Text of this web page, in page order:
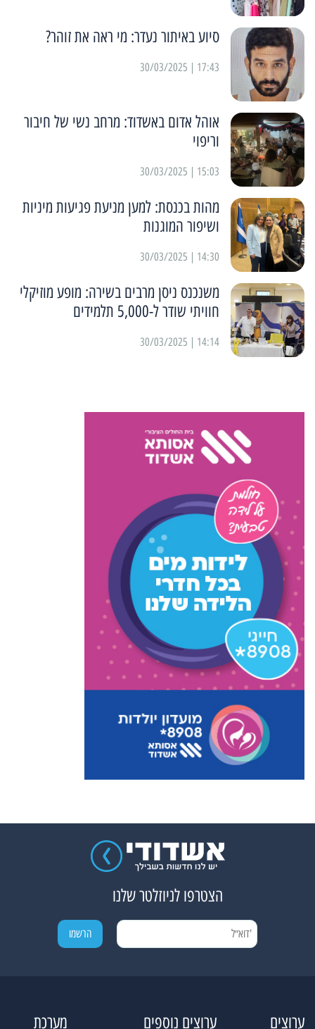
סיוע באיתור נעדר: מי ראה את זוהר?
17:43 | 30/03/2025
אוהל אדום באשדוד: מרחב נשי של חיבור
וריפוי
15:03 | 30/03/2025
מהות בכנסת: למען מניעת פגיעות מיניות
ושיפור המוגנות
14:30 | 30/03/2025
משנכנס ניסן מרבים בשירה: מופע מוזיקלי
חוויתי שודר ל-5,000 תלמידים
14:14 | 30/03/2025
הצטרפו לניוזלטר שלנו
ערוצים ערוצים נוספים מערכת